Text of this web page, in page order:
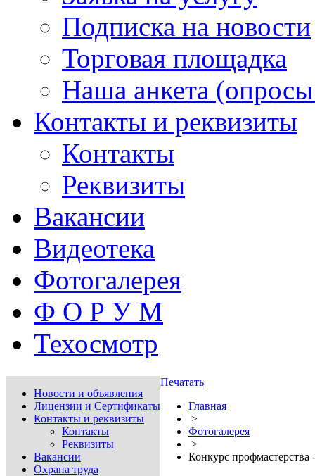
Подписка на новости
Торговая площадка
Наша анкета (опросы
Контакты и реквизиты
Контакты
Реквизиты
Вакансии
Видеотека
Фотогалерея
Ф О Р У М
Техосмотр
Новости и объявления
Лицензии и Сертификаты
Контакты и реквизиты
Контакты
Реквизиты
Вакансии
Охрана труда
Печатать
Главная
>
Фотогалерея
>
Конкурс профмастерства